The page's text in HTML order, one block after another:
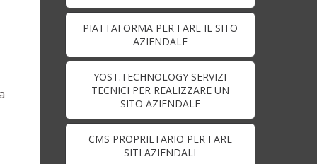
PIATTAFORMA PER FARE IL SITO
AZIENDALE
YOST.TECHNOLOGY SERVIZI
TECNICI PER REALIZZARE UN
SITO AZIENDALE
CMS PROPRIETARIO PER FARE
SITI AZIENDALI